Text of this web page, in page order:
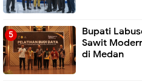
Bupati
Sawit
di Medan